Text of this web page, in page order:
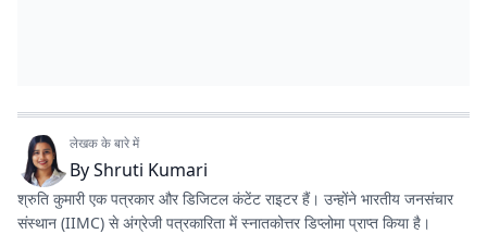
लेखक के बारे में
ByShruti Kumari
श्रुति कुमारी एक पत्रकार और डिजिटल कंटेंट राइटर हैं। उन्होंने भारतीय जनसंचार
संस्थान (IIMC) से अंग्रेजी पत्रकारिता में स्नातकोत्तर डिप्लोमा प्राप्त किया है।